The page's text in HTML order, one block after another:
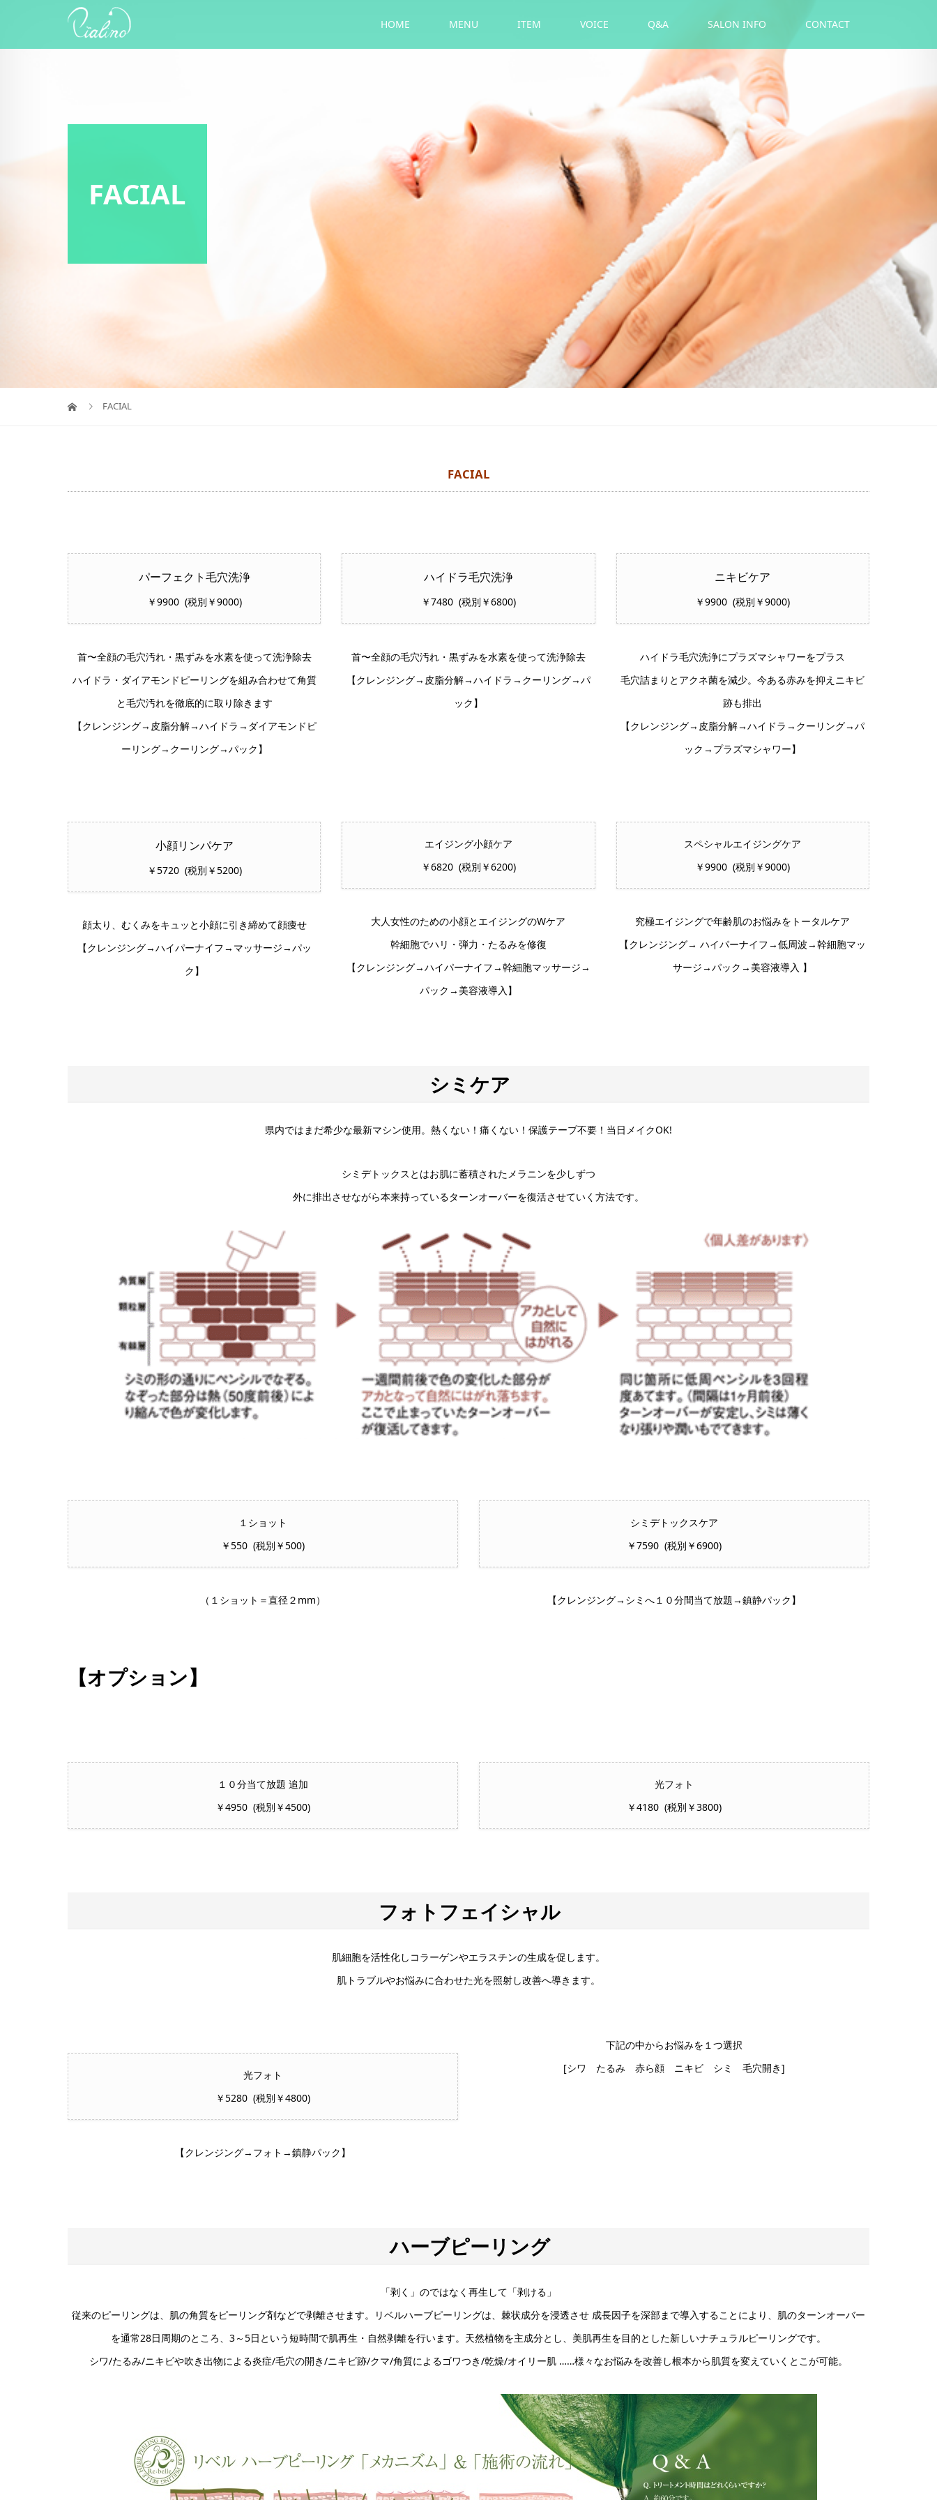
HOME MENU ITEM VOICE Q&A SALON INFO CONTACT
FACIAL
FACIAL
FACIAL
パーフェクト毛穴洗浄
￥9900 (税別￥9000)
首〜全顔の毛穴汚れ・黒ずみを水素を使って洗浄除去
ハイドラ・ダイアモンドピーリングを組み合わせて角質
と毛穴汚れを徹底的に取り除きます
【クレンジング→皮脂分解→ハイドラ→ダイアモンドピ
ーリング→クーリング→パック】
ハイドラ毛穴洗浄
￥7480 (税別￥6800)
首〜全顔の毛穴汚れ・黒ずみを水素を使って洗浄除去
【クレンジング→皮脂分解→ハイドラ→クーリング→パ
ック】
ニキビケア
￥9900 (税別￥9000)
ハイドラ毛穴洗浄にプラズマシャワーをプラス
毛穴詰まりとアクネ菌を減少。今ある赤みを抑えニキビ
跡も排出
【クレンジング→皮脂分解→ハイドラ→クーリング→パ
ック→プラズマシャワー】
小顔リンパケア
￥5720 (税別￥5200)
顔太り、むくみをキュッと小顔に引き締めて顔痩せ
【クレンジング→ハイパーナイフ→マッサージ→パッ
ク】
エイジング小顔ケア
￥6820 (税別￥6200)
大人女性のための小顔とエイジングのWケア
幹細胞でハリ・弾力・たるみを修復
【クレンジング→ハイパーナイフ→幹細胞マッサージ→
パック→美容液導入】
スペシャルエイジングケア
￥9900 (税別￥9000)
究極エイジングで年齢肌のお悩みをトータルケア
【クレンジング→ ハイパーナイフ→低周波→幹細胞マッ
サージ→パック→美容液導入 】
シミケア
県内ではまだ希少な最新マシン使用。熱くない！痛くない！保護テープ不要！当日メイクOK!
シミデトックスとはお肌に蓄積されたメラニンを少しずつ
外に排出させながら本来持っているターンオーバーを復活させていく方法です。
１ショット
￥550 (税別￥500)
（１ショット＝直径２mm）
シミデトックスケア
￥7590 (税別￥6900)
【クレンジング→シミへ１０分間当て放題→鎮静パック】
【オプション】
１０分当て放題 追加
￥4950 (税別￥4500)
光フォト
￥4180 (税別￥3800)
フォトフェイシャル
肌細胞を活性化しコラーゲンやエラスチンの生成を促します。
肌トラブルやお悩みに合わせた光を照射し改善へ導きます。
光フォト
￥5280 (税別￥4800)
【クレンジング→フォト→鎮静パック】
下記の中からお悩みを１つ選択
[シワ たるみ 赤ら顔 ニキビ シミ 毛穴開き]
ハーブピーリング
「剥く」のではなく再生して「剥ける」
従来のピーリングは、肌の角質をピーリング剤などで剥離させます。リベルハーブピーリングは、棘状成分を浸透させ 成長因子を深部まで導入することにより、肌のターンオーバー
を通常28日周期のところ、3～5日という短時間で肌再生・自然剥離を行います。天然植物を主成分とし、美肌再生を目的とした新しいナチュラルピーリングです。
シワ/たるみ/ニキビや吹き出物による炎症/毛穴の開き/ニキビ跡/クマ/角質によるゴワつき/乾燥/オイリー肌 ……様々なお悩みを改善し根本から肌質を変えていくとこが可能。